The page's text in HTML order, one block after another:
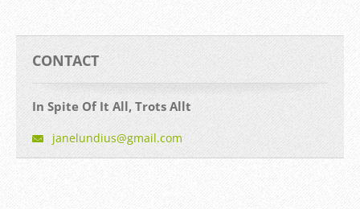
CONTACT
In Spite Of It All, Trots Allt
janelundius@gmail.com